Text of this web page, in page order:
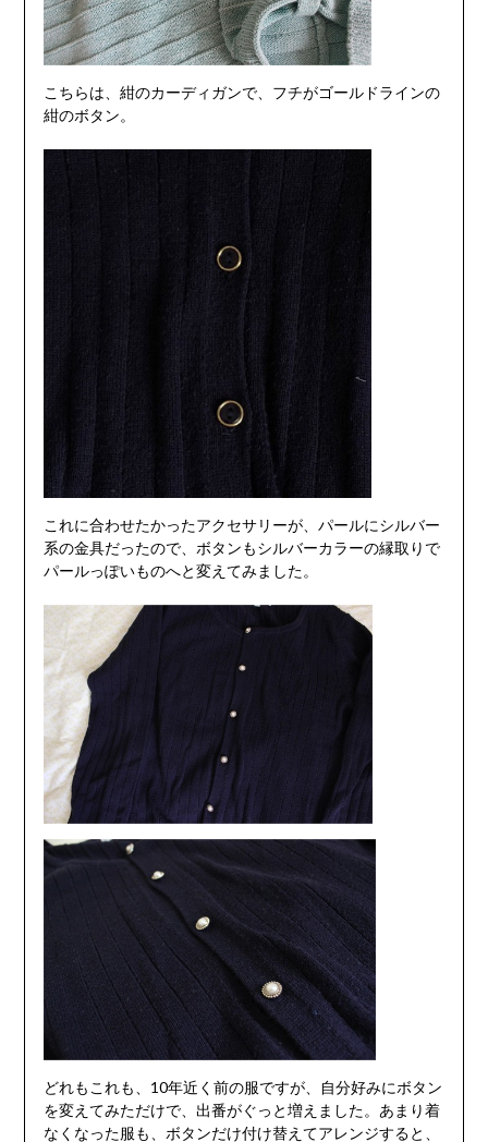
こちらは、紺のカーディガンで、フチがゴールドラインの
紺のボタン。
これに合わせたかったアクセサリーが、パールにシルバー
系の金具だったので、ボタンもシルバーカラーの縁取りで
パールっぽいものへと変えてみました。
どれもこれも、10年近く前の服ですが、自分好みにボタン
を変えてみただけで、出番がぐっと増えました。あまり着
なくなった服も、ボタンだけ付け替えてアレンジすると、